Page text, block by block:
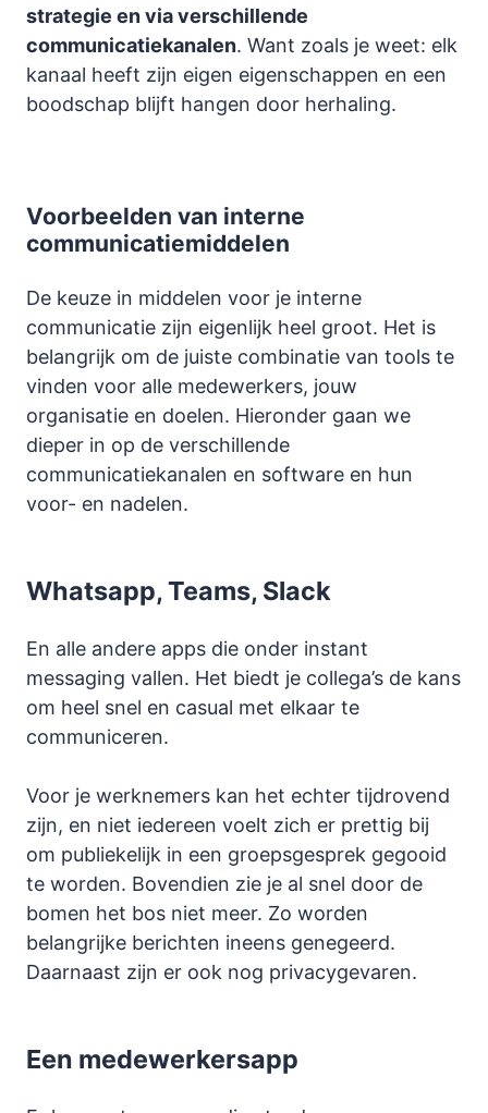
strategie en via verschillende
communicatiekanalen. Want zoals je weet: elk
kanaal heeft zijn eigen eigenschappen en een
boodschap blijft hangen door herhaling.
Voorbeelden van interne
communicatiemiddelen
De keuze in middelen voor je interne
communicatie zijn eigenlijk heel groot. Het is
belangrijk om de juiste combinatie van tools te
vinden voor alle medewerkers, jouw
organisatie en doelen. Hieronder gaan we
dieper in op de verschillende
communicatiekanalen en software en hun
voor- en nadelen.
Whatsapp, Teams, Slack
En alle andere apps die onder instant
messaging vallen. Het biedt je collega’s de kans
om heel snel en casual met elkaar te
communiceren.
Voor je werknemers kan het echter tijdrovend
zijn, en niet iedereen voelt zich er prettig bij
om publiekelijk in een groepsgesprek gegooid
te worden. Bovendien zie je al snel door de
bomen het bos niet meer. Zo worden
belangrijke berichten ineens genegeerd.
Daarnaast zijn er ook nog privacygevaren.
Een medewerkersapp